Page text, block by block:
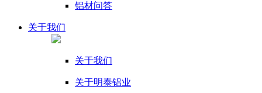
铝材问答
关于我们
关于我们
关于明泰铝业